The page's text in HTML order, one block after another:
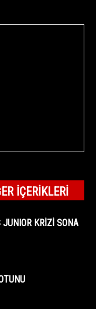
İÇERIKLERI
KRİZİ SONA